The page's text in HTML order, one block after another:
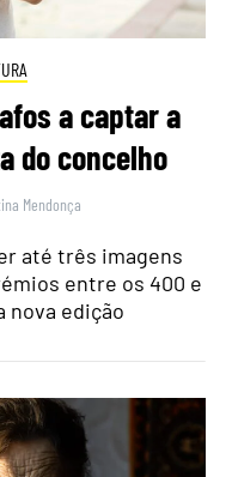
a captar a
do concelho
Mendonça
até três imagens
entre os 400 e
nova edição